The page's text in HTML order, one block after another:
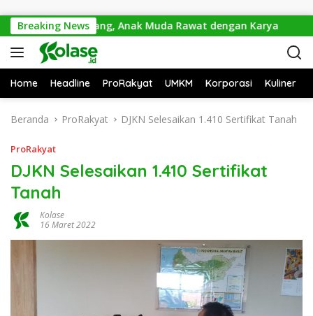
Breaking News
Hilang, Anak Muda Rawat dengan Karya
Home Headline ProRakyat UMKM Korporasi Kuliner
Beranda ProRakyat DJKN Selesaikan 1.410 Sertifikat Tanah
ProRakyat
DJKN Selesaikan 1.410 Sertifikat
Tanah
Kolase
16 Maret 2022